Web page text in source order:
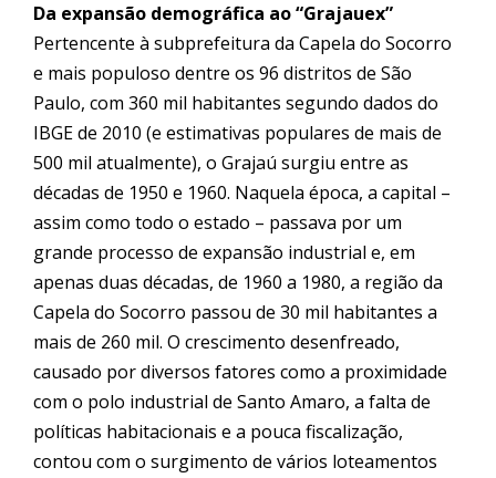
Da expansão demográfica ao “Grajauex”
Pertencente à subprefeitura da Capela do Socorro
e mais populoso dentre os 96 distritos de São
Paulo, com 360 mil habitantes segundo dados do
IBGE de 2010 (e estimativas populares de mais de
500 mil atualmente), o Grajaú surgiu entre as
décadas de 1950 e 1960. Naquela época, a capital –
assim como todo o estado – passava por um
grande processo de expansão industrial e, em
apenas duas décadas, de 1960 a 1980, a região da
Capela do Socorro passou de 30 mil habitantes a
mais de 260 mil. O crescimento desenfreado,
causado por diversos fatores como a proximidade
com o polo industrial de Santo Amaro, a falta de
políticas habitacionais e a pouca fiscalização,
contou com o surgimento de vários loteamentos